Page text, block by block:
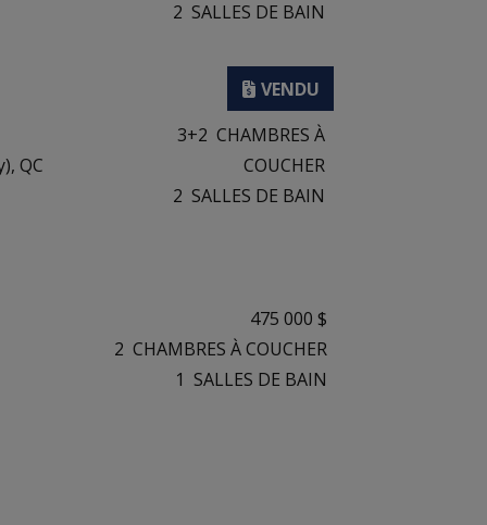
2 SALLES DE BAIN
QC
3+2 CHAMBRES À
COUCHER
2 SALLES DE BAIN
475 000 $
2 CHAMBRES À COUCHER
1 SALLES DE BAIN